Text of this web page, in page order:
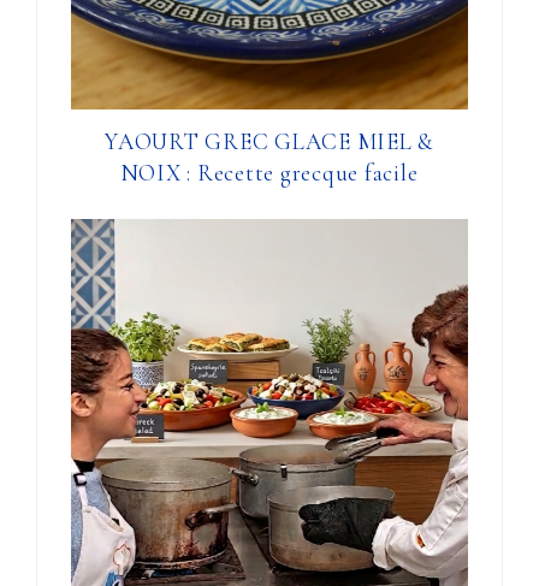
YAOURT GREC GLACE MIEL &
NOIX : Recette grecque facile